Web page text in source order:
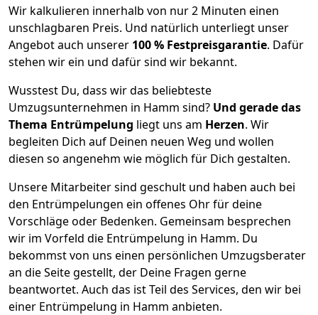
Wir kalkulieren innerhalb von nur 2 Minuten einen
unschlagbaren Preis. Und natürlich unterliegt unser
Angebot auch unserer 100 % Festpreisgarantie. Dafür
stehen wir ein und dafür sind wir bekannt.
Wusstest Du, dass wir das beliebteste
Umzugsunternehmen in Hamm sind? Und gerade das
Thema Entrümpelung liegt uns am Herzen. Wir
begleiten Dich auf Deinen neuen Weg und wollen
diesen so angenehm wie möglich für Dich gestalten.
Unsere Mitarbeiter sind geschult und haben auch bei
den Entrümpelungen ein offenes Ohr für deine
Vorschläge oder Bedenken. Gemeinsam besprechen
wir im Vorfeld die Entrümpelung in Hamm. Du
bekommst von uns einen persönlichen Umzugsberater
an die Seite gestellt, der Deine Fragen gerne
beantwortet. Auch das ist Teil des Services, den wir bei
einer Entrümpelung in Hamm anbieten.